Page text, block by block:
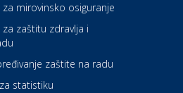
mirovinsko osiguranje
zaštitu zdravlja i
zaštite na radu
statistiku